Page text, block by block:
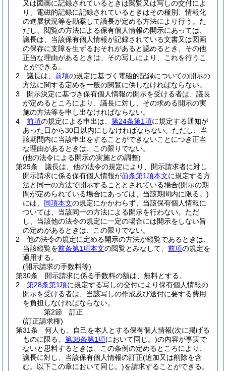
又は図画に記録されているときは閲覧又は写しの交付によ
り、電磁的記録に記録されているときはその種別、情報化
の進展状況等を勘案して議長が定める方法により行う。 た
だし、閲覧の方法による保有個人情報の開示にあっては、
議長は、当該保有個人情報が記録されている文書又は図画
の保存に支障を生ずるおそれがあると認めるとき、その他
正当な理由があるときは、その写しにより、これを行うこ
とができる。
2
議長は、 前項の規定に基づく電磁的記録についての開示の
方法に関する定めを一般の閲覧に供しなければならない。
3
開示決定に基づき保有個人情報の開示を受ける者は、議長
が定めるところにより、議長に対し、その求める開示の実
施の方法等を申し出なければならない。
4
前項の規定による申出は、 第24条第1項に規定する通知が
あった日から30日以内にしなければならない。 ただし、当
該期間内に当該申出をすることができないことにつき正当
な理由があるときは、この限りでない。
(他の法令による開示の実施との調整)
第29条
議長は、他の法令の規定により、開示請求者に対し
開示請求に係る保有個人情報が前条第1項本文に規定する方
法と同一の方法で開示することとされている場合(開示の期
間が定められている場合にあっては、当該期間内に限る。)
には、 同項本文の規定にかかわらず、当該保有個人情報に
ついては、当該同一の方法による開示を行わない。 ただ
し、当該他の法令の規定に一定の場合には開示をしない旨
の定めがあるときは、この限りでない。
2
他の法令の規定に定める開示の方法が縦覧であるときは、
当該縦覧を前条第1項本文の閲覧とみなして、 前項の規定を
適用する。
(開示請求の手数料等)
第30条
開示請求に係る手数料の額は、無料とする。
2
第28条第1項に規定する写しの交付により保有個人情報の
開示を受ける者は、当該写しの作成及び送付に要する費用
を負担しなければならない。
第2節
訂正
(訂正請求権)
第31条
何人も、自己を本人とする保有個人情報(次に掲げる
ものに限る。 第38条第1項において同じ。)の内容が事実で
ないと思料するときは、この条例の定めるところにより、
議長に対し、当該保有個人情報の訂正(追加又は削除を含
む。以下この章において同じ。)を請求することができる。